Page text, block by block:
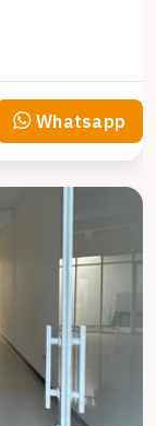
Whatsapp